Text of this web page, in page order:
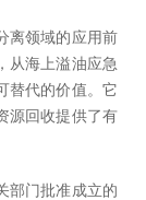
领域的应用前
从海上溢油应急
替代的价值。它
源回收提供了有
门批准成立的